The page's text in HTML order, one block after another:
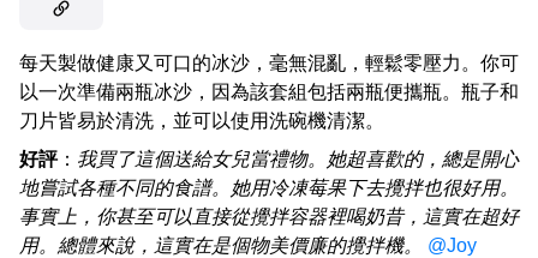
每天製做健康又可口的冰沙，毫無混亂，輕鬆零壓力。你可
以一次準備兩瓶冰沙，因為該套組包括兩瓶便攜瓶。瓶子和
刀片皆易於清洗，並可以使用洗碗機清潔。
好評： 我買了這個送給女兒當禮物。她超喜歡的，總是開心
地嘗試各種不同的食譜。她用冷凍莓果下去攪拌也很好用。
事實上，你甚至可以直接從攪拌容器裡喝奶昔，這實在超好
用。總體來說，這實在是個物美價廉的攪拌機。
@Joy